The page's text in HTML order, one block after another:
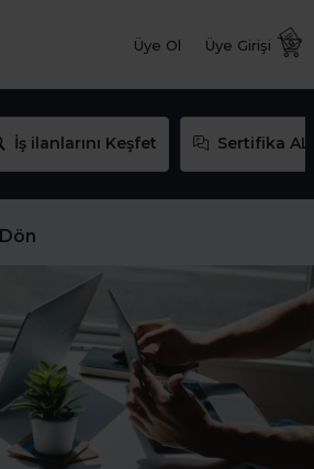
Üye Ol Üye Girişi
İş ilanlarını Keşfet Sertifika AL